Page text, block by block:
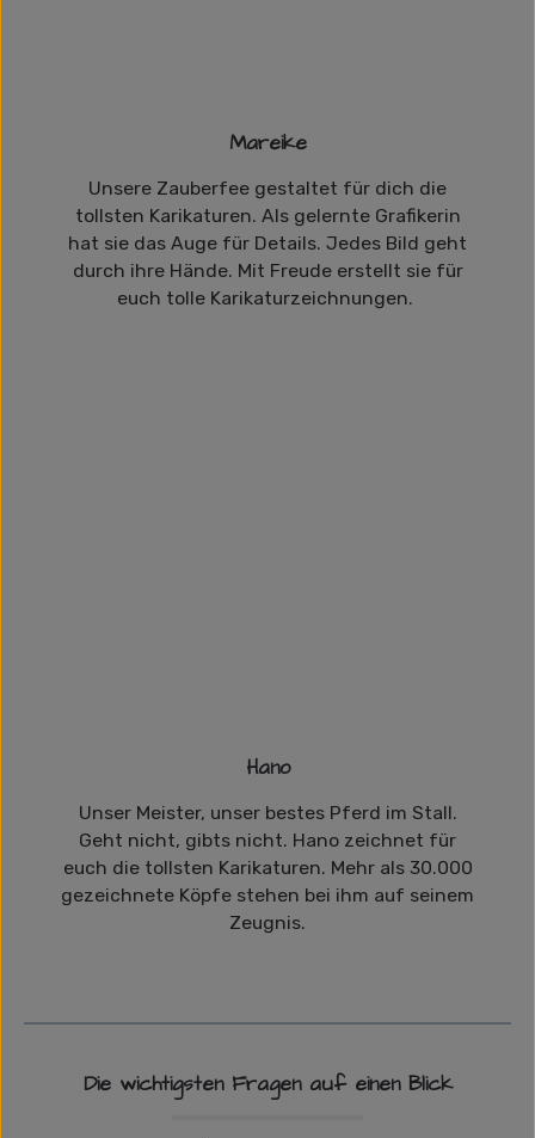
Mareike
Unsere Zauberfee gestaltet für dich die
tollsten Karikaturen. Als gelernte Grafikerin
hat sie das Auge für Details. Jedes Bild geht
durch ihre Hände. Mit Freude erstellt sie für
euch tolle Karikaturzeichnungen.
Hano
Unser Meister, unser bestes Pferd im Stall.
Geht nicht, gibts nicht. Hano zeichnet für
euch die tollsten Karikaturen. Mehr als 30.000
gezeichnete Köpfe stehen bei ihm auf seinem
Zeugnis.
Die wichtigsten Fragen auf einen Blick